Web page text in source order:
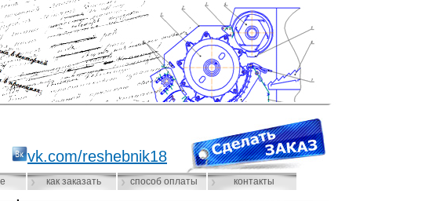
vk.com/reshebnik18
как заказать способ оплаты контакты